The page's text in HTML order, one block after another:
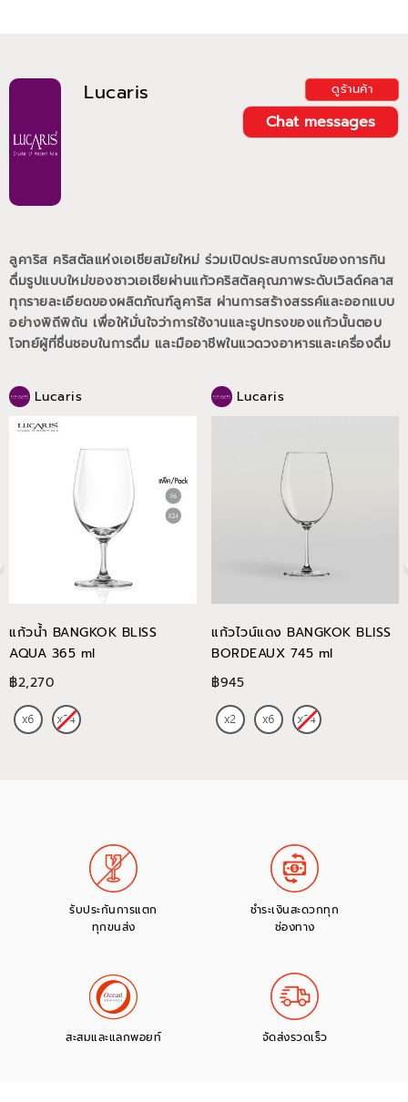
Lucaris ดูร้านค้า
Chat messages
ลูคาริส คริสตัลแห่งเอเชียสมัยใหม่ ร่วมเปิดประสบการณ์ของการกิน
ดื่มรูปแบบใหม่ของชาวเอเชียผ่านแก้วคริสตัลคุณภาพระดับเวิลด์คลาส
ทุกรายละเอียดของผลิตภัณฑ์ลูคาริส ผ่านการสร้างสรรค์และออกแบบ
อย่างพิถีพิถัน เพื่อให้มั่นใจว่าการใช้งานและรูปทรงของแก้วนั้นตอบ
โจทย์ผู้ที่ชื่นชอบในการดื่ม และมืออาชีพในแวดวงอาหารและเครื่องดื่ม
Lucaris
แก้วน้ำ BANGKOK BLISS
AQUA 365 ml
฿2,270
Lucaris
แก้วไวน์แดง BANGKOK BLISS
BORDEAUX 745 ml
฿945
รับประกันการแตก
ทุกขนส่ง
ชำระเงินสะดวกทุก
ช่องทาง
สะสมและแลกพอยท์ จัดส่งรวดเร็ว